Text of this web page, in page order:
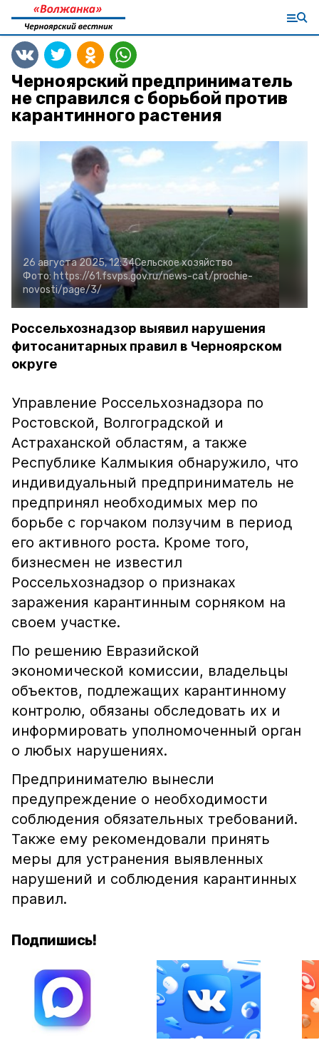
Черноярский предприниматель
не справился с борьбой против
карантинного растения
26 августа 2025, 12:34Сельское хозяйство
Фото: https://61.fsvps.gov.ru/news-cat/prochie-
novosti/page/3/
Россельхознадзор выявил нарушения
фитосанитарных правил в Черноярском
округе
Управление Россельхознадзора по
Ростовской, Волгоградской и
Астраханской областям, а также
Республике Калмыкия обнаружило, что
индивидуальный предприниматель не
предпринял необходимых мер по
борьбе с горчаком ползучим в период
его активного роста. Кроме того,
бизнесмен не известил
Россельхознадзор о признаках
заражения карантинным сорняком на
своем участке.
По решению Евразийской
экономической комиссии, владельцы
объектов, подлежащих карантинному
контролю, обязаны обследовать их и
информировать уполномоченный орган
о любых нарушениях.
Предпринимателю вынесли
предупреждение о необходимости
соблюдения обязательных требований.
Также ему рекомендовали принять
меры для устранения выявленных
нарушений и соблюдения карантинных
правил.
Подпишись!